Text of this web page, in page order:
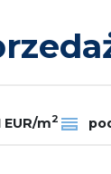
EUR/m2